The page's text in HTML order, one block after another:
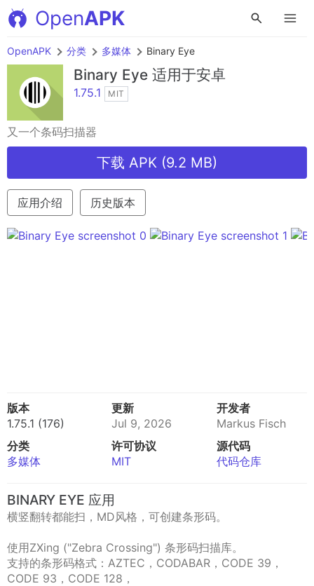
OpenAPK
OpenAPK 分类 多媒体 Binary Eye
Binary Eye 适用于安卓
1.75.1 MIT
又一个条码扫描器
下载 APK (9.2 MB)
应用介绍 历史版本
版本
1.75.1 (176)
更新
Jul 9, 2026
开发者
Markus Fisch
分类
多媒体
许可协议
MIT
源代码
代码仓库
BINARY EYE 应用
横竖翻转都能扫，MD风格，可创建条形码。
使用ZXing ("Zebra Crossing") 条形码扫描库。
支持的条形码格式：AZTEC，CODABAR，CODE 39，
CODE 93，CODE 128，